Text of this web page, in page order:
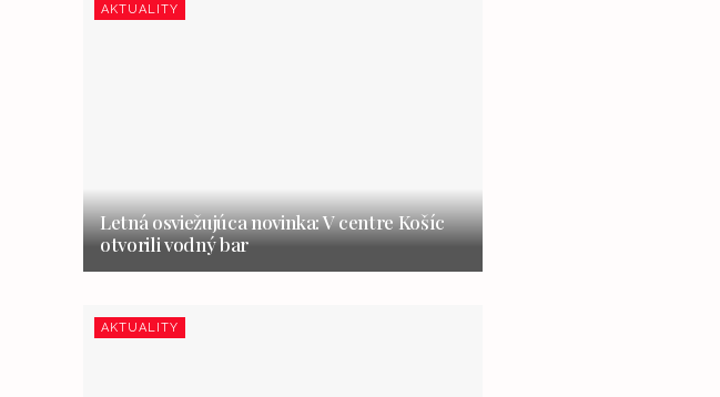
AKTUALITY
Letná osviežujúca novinka: V centre Košíc
otvorili vodný bar
AKTUALITY